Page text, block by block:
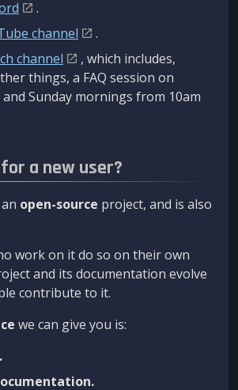
.
channel
.
channel
, which includes,
things, a FAQ session on
Sunday mornings from 10am
a new user?
open-source project, and is also
work on it do so on their own
and its documentation evolve
contribute to it.
we can give you is: